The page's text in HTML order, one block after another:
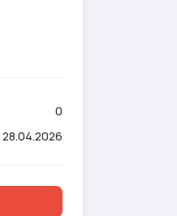
0
28.04.2026